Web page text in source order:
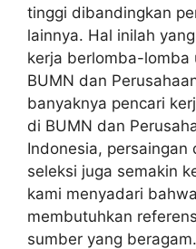
tinggi dibandingkan
lainnya. Hal inilah
kerja berlomba-lomba
BUMN dan
banyaknya pencari
di BUMN dan
Indonesia,
seleksi juga semakin
kami menyadari
membutuhkan
sumber yang beragam.